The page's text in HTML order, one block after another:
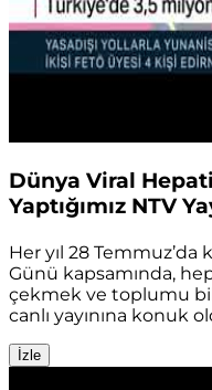
Dünya Viral
Yaptığımız NTV
Her yıl 28
Günü kapsamında,
çekmek ve toplumu
canlı yayınına konuk
İzle